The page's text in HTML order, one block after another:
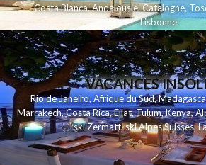
Costa Blanca,Andalousie,Catalogne,
Lisbonne
VACANCES
Rio de Janeiro,Afrique du Sud,
Marrakech,Costa Rica,Eilat,Tulum,Kenya,
ski Zermatt,ski Alpes Suisses,